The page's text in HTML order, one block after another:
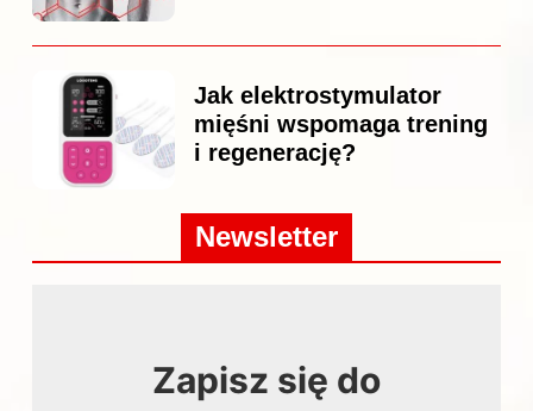
Jak elektrostymulator
mięśni wspomaga trening
i regenerację?
Newsletter
Zapisz się do